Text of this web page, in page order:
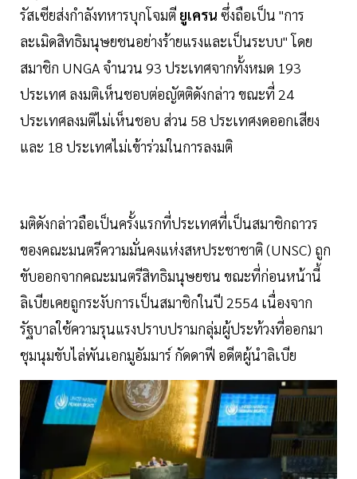
รัสเซียส่งกำลังทหารบุกโจมตี ยูเครน ซึ่งถือเป็น "การ
ละเมิดสิทธิมนุษยชนอย่างร้ายแรงและเป็นระบบ" โดย
สมาชิก UNGA จำนวน 93 ประเทศจากทั้งหมด 193
ประเทศ ลงมติเห็นชอบต่อญัตติดังกล่าว ขณะที่ 24
ประเทศลงมติไม่เห็นชอบ ส่วน 58 ประเทศงดออกเสียง
และ 18 ประเทศไม่เข้าร่วมในการลงมติ
มติดังกล่าวถือเป็นครั้งแรกที่ประเทศที่เป็นสมาชิกถาวร
ของคณะมนตรีความมั่นคงแห่งสหประชาชาติ (UNSC) ถูก
ขับออกจากคณะมนตรีสิทธิมนุษยชน ขณะที่ก่อนหน้านี้
ลิเบียเคยถูกระงับการเป็นสมาชิกในปี 2554 เนื่องจาก
รัฐบาลใช้ความรุนแรงปราบปรามกลุ่มผู้ประท้วงที่ออกมา
ชุมนุมขับไล่พันเอกมูอัมมาร์ กัดดาฟี อดีตผู้นำลิเบีย